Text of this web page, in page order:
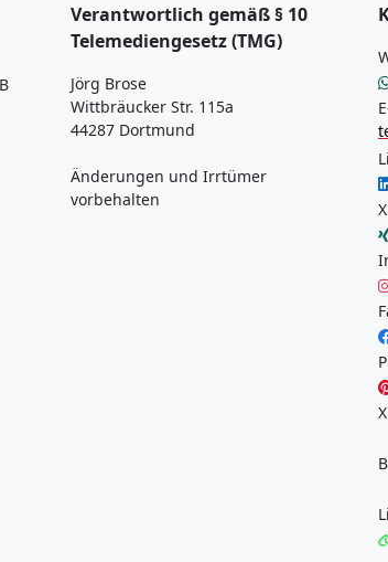
Verantwortlich gemäß § 10
Telemediengesetz (TMG)
Jörg Brose
Wittbräucker Str. 115a
44287 Dortmund
Änderungen und Irrtümer
vorbehalten